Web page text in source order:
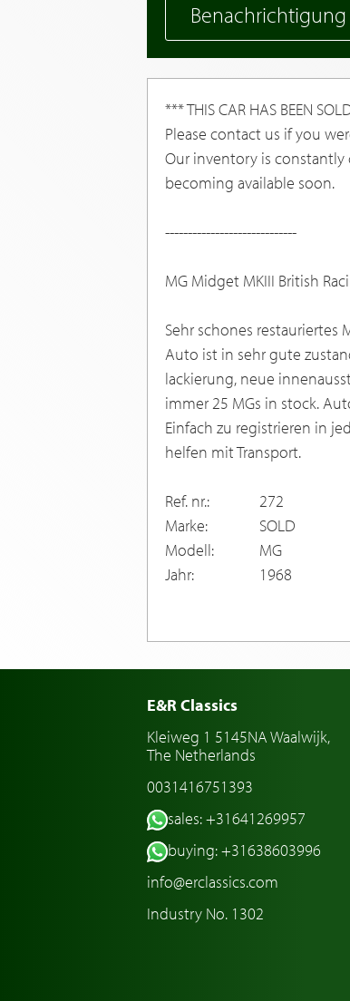
*** THIS CAR HAS BEEN
Please contact us if you
Our inventory is
becoming available soon.
-----------------------------
MG Midget MKIII British
Sehr schones restauriertes
Auto ist in sehr gute
lackierung, neue
immer 25 MGs in stock.
Einfach zu registrieren in
helfen mit Transport.
Ref. nr.:
272
Marke:
SOLD
Modell:
MG
Jahr:
1968
E&R Classics
Kleiweg 1 5145NA Waalwijk,
The Netherlands
0031416751393
sales: +31641269957
buying: +31638603996
info@erclassics.com
Industry No. 1302